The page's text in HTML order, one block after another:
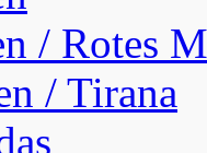
/ Rotes
/ Tirana